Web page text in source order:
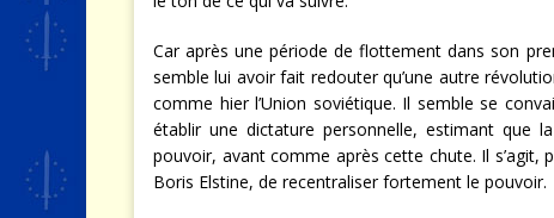
Car après une période de flottement dans son
semble lui avoir fait redouter qu’une autre
comme hier l’Union soviétique. Il semble se
établir une dictature personnelle, estimant que
pouvoir, avant comme après cette chute. Il s’agit,
Boris Elstine, de recentraliser fortement le pouvoir.